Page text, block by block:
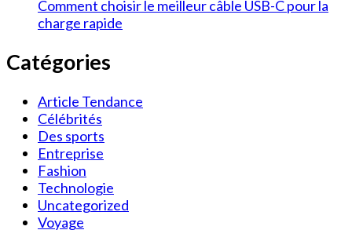
Comment choisir le meilleur câble USB-C pour la
charge rapide
Catégories
Article Tendance
Célébrités
Des sports
Entreprise
Fashion
Technologie
Uncategorized
Voyage